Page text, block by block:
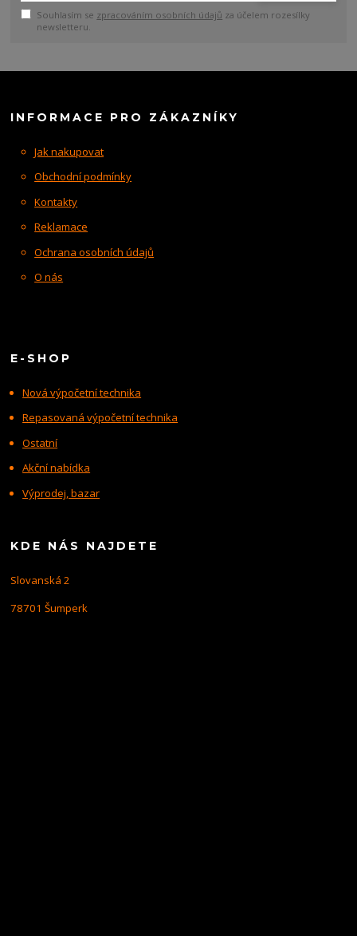
Souhlasím se zpracováním osobních údajů za účelem rozesílky
newsletteru.
INFORMACE PRO ZÁKAZNÍKY
Jak nakupovat
Obchodní podmínky
Kontakty
Reklamace
Ochrana osobních údajů
O nás
E-SHOP
Nová výpočetní technika
Repasovaná výpočetní technika
Ostatní
Akční nabídka
Výprodej, bazar
KDE NÁS NAJDETE
Slovanská 2
78701 Šumperk